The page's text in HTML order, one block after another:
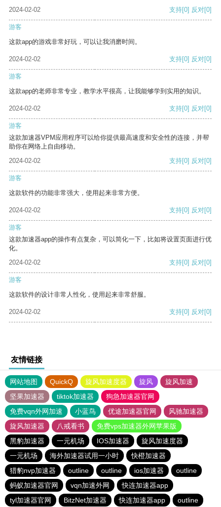
2024-02-02
支持[0] 反对[0]
游客
这款app的游戏非常好玩，可以让我消磨时间。
2024-02-02 支持[0] 反对[0]
游客
这款app的老师非常专业，教学水平很高，让我能够学到实用的知识。
2024-02-02 支持[0] 反对[0]
游客
这款加速器VPM应用程序可以给你提供最高速度和安全性的连接，并帮
助你在网络上自由移动。
2024-02-02
支持[0] 反对[0]
游客
这款软件的功能非常强大，使用起来非常方便。
2024-02-02 支持[0] 反对[0]
游客
这款加速器app的操作有点复杂，可以简化一下，比如将设置页面进行优
化。
2024-02-02
支持[0] 反对[0]
游客
这款软件的设计非常人性化，使用起来非常舒服。
2024-02-02 支持[0] 反对[0]
友情链接
网站地图 QuickQ 旋风加速度器 旋风
旋风加速
坚果加速器
tiktok加速器
狗急加速器官网
免费vqn外网加速
小蓝鸟 优途加速器官网
风驰加速器
旋风加速器
八戒看书
免费vps加速器外网苹果版
黑豹加速器
一元机场 IOS加速器
旋风加速度器
一元机场
海外加速器试用一小时
快橙加速器
猎豹nvp加速器
outline outline ios加速器
outline
蚂蚁加速器官网
vqn加速外网
快连加速器app
tyl加速器官网
BitzNet加速器 快连加速器app outline